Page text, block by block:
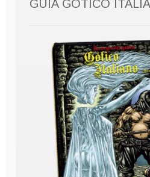
GUÍA GÓTICO